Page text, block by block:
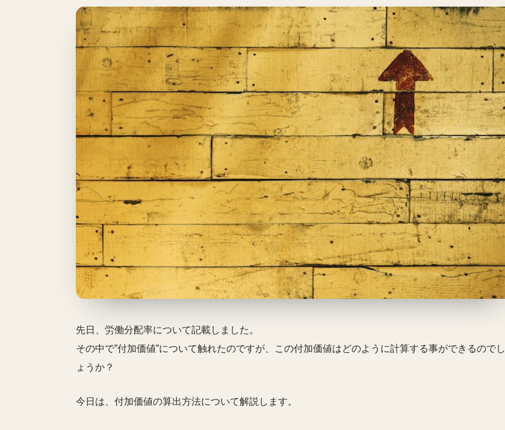
先日、労働分配率について記載しました。
その中で”付加価値”について触れたのですが、この付加価値はどのように計算する事ができるのでし
ょうか？
今日は、付加価値の算出方法について解説します。